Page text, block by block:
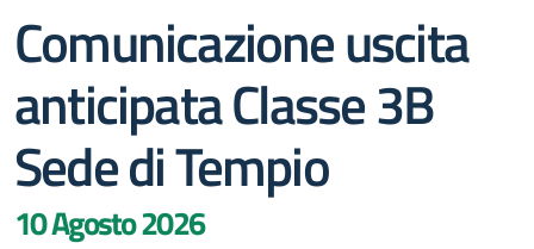
Comunicazione uscita
anticipata Classe 3B
Sede di Tempio
10 Agosto 2026